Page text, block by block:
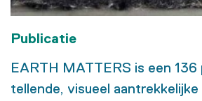
Publicatie
EARTH MATTERS is een 136
tellende, visueel